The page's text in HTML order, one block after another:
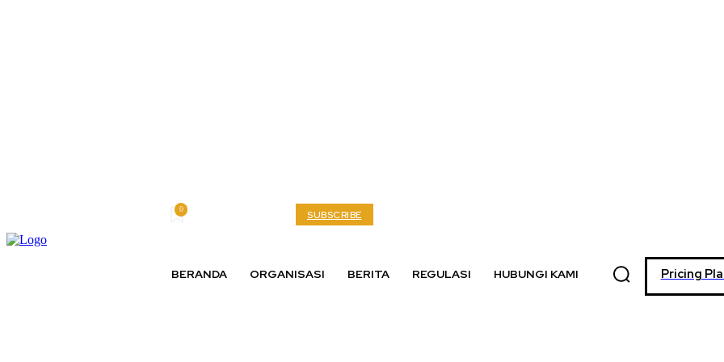
0 SUBSCRIBE
BERANDA ORGANISASI BERITA REGULASI HUBUNGI KAMI Pricing